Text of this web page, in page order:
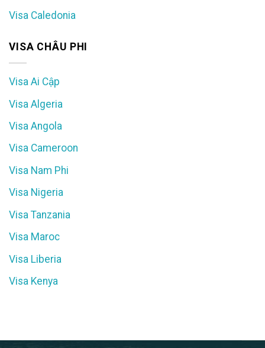
Visa Caledonia
VISA CHÂU PHI
Visa Ai Cập
Visa Algeria
Visa Angola
Visa Cameroon
Visa Nam Phi
Visa Nigeria
Visa Tanzania
Visa Maroc
Visa Liberia
Visa Kenya